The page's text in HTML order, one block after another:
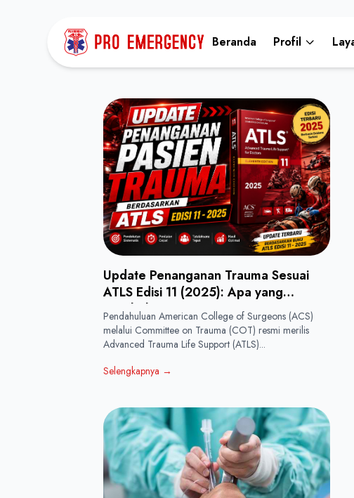
Beranda Profil
Update Penanganan Trauma Sesuai
ATLS Edisi 11 (2025): Apa yang
Berubah?
Pendahuluan American College of Surgeons (ACS)
melalui Committee on Trauma (COT) resmi merilis
Advanced Trauma Life Support (ATLS)...
Selengkapnya →